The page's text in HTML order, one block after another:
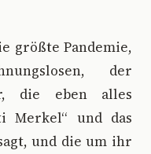
größte Pandemie,
der
die eben alles
Merkel“ und das
und die um ihr